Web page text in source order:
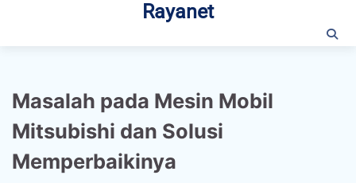
content
Rayanet
Masalah pada Mesin Mobil
Mitsubishi dan Solusi
Memperbaikinya